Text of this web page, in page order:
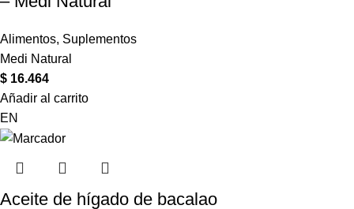
Alimentos, Suplementos
Medi Natural
$ 16.464
Añadir al carrito
EN
Aceite de hígado de bacalao